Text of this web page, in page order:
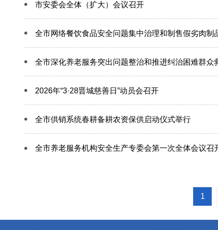
市安委会全体（扩大）会议召开
全市网络餐饮食品安全问题集中治理和制售假劣肉制
全市深化养老服务突出问题整治和推进纠治困难群
2026年“3·28晋城慈善日”动员会召开
全市供销系统春耕备耕农资保供启动仪式举行
全市养老服务机构安全生产专委会第一次全体会议召
1